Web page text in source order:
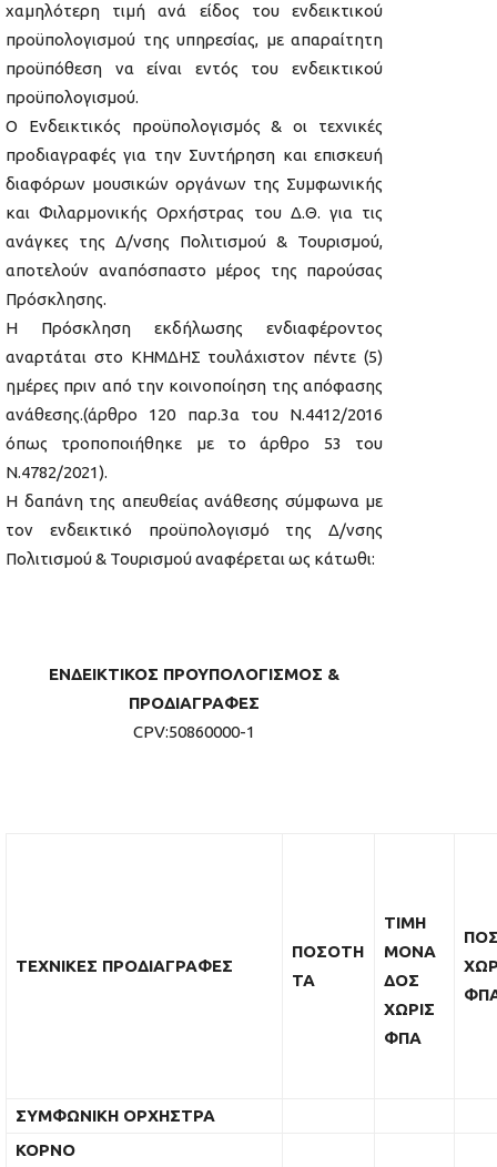
χαμηλότερη τιμή ανά είδος του ενδεικτικού
προϋπολογισμού της υπηρεσίας, με απαραίτητη
προϋπόθεση να είναι εντός του ενδεικτικού
προϋπολογισμού.
Ο Ενδεικτικός προϋπολογισμός & οι τεχνικές
προδιαγραφές για την Συντήρηση και επισκευή
διαφόρων μουσικών οργάνων της Συμφωνικής
και Φιλαρμονικής Ορχήστρας του Δ.Θ. για τις
ανάγκες της Δ/νσης Πολιτισμού & Τουρισμού,
αποτελούν αναπόσπαστο μέρος της παρούσας
Πρόσκλησης.
Η Πρόσκληση εκδήλωσης ενδιαφέροντος
αναρτάται στο ΚΗΜΔΗΣ τουλάχιστον πέντε (5)
ημέρες πριν από την κοινοποίηση της απόφασης
ανάθεσης.(άρθρο 120 παρ.3α του Ν.4412/2016
όπως τροποποιήθηκε με το άρθρο 53 του
Ν.4782/2021).
Η δαπάνη της απευθείας ανάθεσης σύμφωνα με
τον ενδεικτικό προϋπολογισμό της Δ/νσης
Πολιτισμού & Τουρισμού αναφέρεται ως κάτωθι:
ΕΝΔΕΙΚΤΙΚΟΣ ΠΡΟΥΠΟΛΟΓΙΣΜΟΣ &
ΠΡΟΔΙΑΓΡΑΦΕΣ
CPV:50860000-1
ΤΕΧΝΙΚΕΣ ΠΡΟΔΙΑΓΡΑΦΕΣ
ΠΟΣΟΤΗ
ΤΑ
ΤΙΜΗ
ΜΟΝΑ
ΔΟΣ
ΧΩΡΙΣ
ΦΠΑ
Φ
ΣΥΜΦΩΝΙΚΗ ΟΡΧΗΣΤΡΑ
ΚΟΡΝΟ